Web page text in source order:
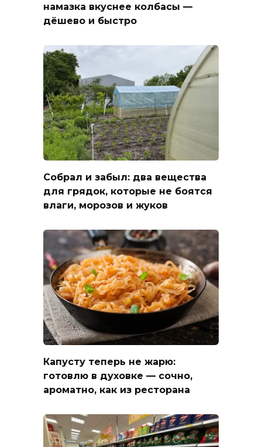
намазка вкуснее колбасы —
дёшево и быстро
Собрал и забыл: два вещества
для грядок, которые не боятся
влаги, морозов и жуков
Капусту теперь не жарю:
готовлю в духовке — сочно,
ароматно, как из ресторана